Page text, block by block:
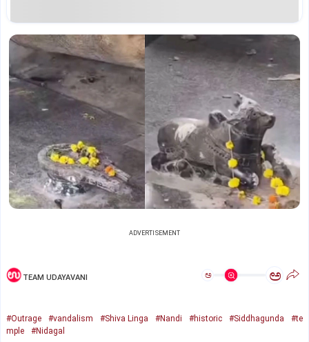
ADVERTISEMENT
TEAM UDAYAVANI ಅ ಅ
#Outrage #vandalism #Shiva Linga #Nandi #historic #Siddhagunda
#te
mple
#Nidagal